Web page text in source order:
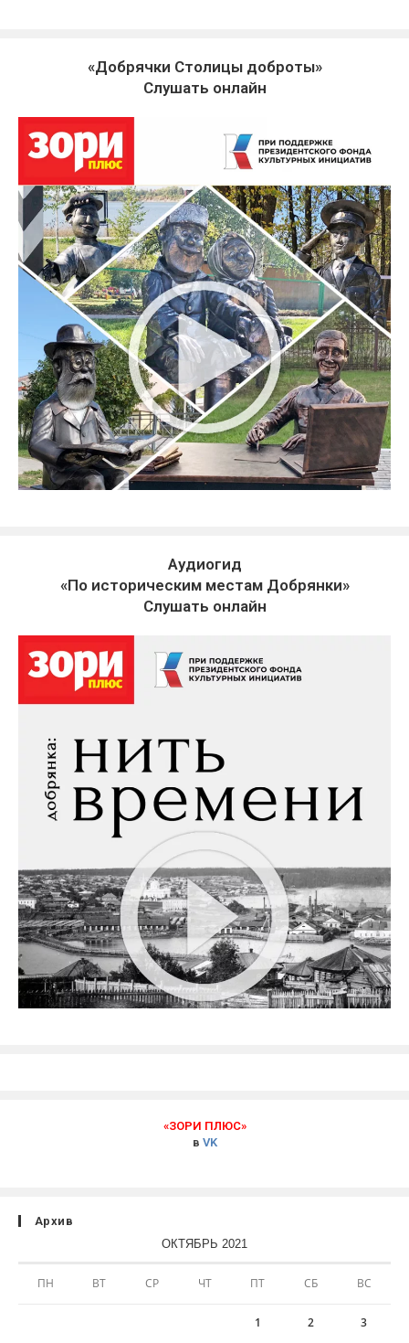
«Добрячки Столицы доброты»
Слушать онлайн
Аудиогид
«По историческим местам Добрянки»
Слушать онлайн
«ЗОРИ ПЛЮС»
в VK
Архив
ОКТЯБРЬ 2021
ПН ВТ СР ЧТ ПТ СБ ВС
1 2 3